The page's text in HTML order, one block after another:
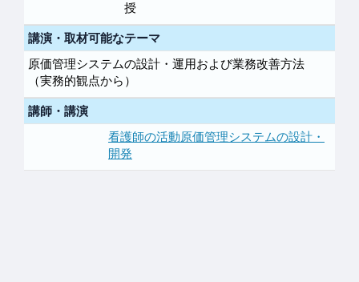
授
講演・取材可能なテーマ
原価管理システムの設計・運用および業務改善方法
（実務的観点から）
講師・講演
看護師の活動原価管理システムの設計・
開発